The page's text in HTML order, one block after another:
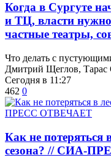
​Когда в Сургуте
и ТЦ, власти нужно
частные театры,
Что делать с
Дмитрий Щеглов, Тарас
Сегодня в 11:27
462 0
​Как не потеряться
сезона? // СИА-